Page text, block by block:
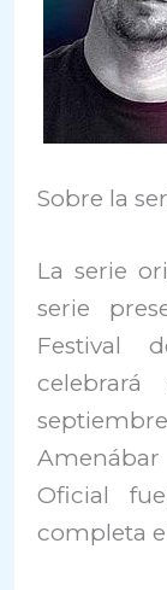
Sobre la
La serie
serie
Festival
Oficial
completa